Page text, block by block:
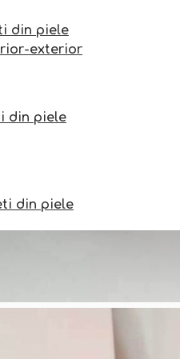
din piele
exterior
din piele
din piele